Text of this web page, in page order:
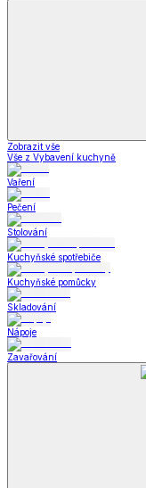
Zobrazit vše
Vše z Vybavení kuchyně
Vaření
Pečení
Stolování
Kuchyňské spotřebiče
Kuchyňské pomůcky
Skladování
Nápoje
Zavařování